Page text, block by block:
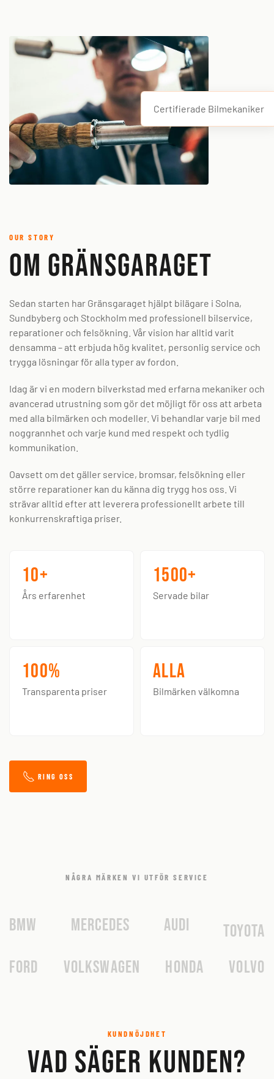
Certifierade Bilmekaniker
OUR STORY
Om Gränsgaraget
Sedan starten har Gränsgaraget hjälpt bilägare i Solna,
Sundbyberg och Stockholm med professionell bilservice,
reparationer och felsökning. Vår vision har alltid varit
densamma – att erbjuda hög kvalitet, personlig service och
trygga lösningar för alla typer av fordon.
Idag är vi en modern bilverkstad med erfarna mekaniker och
avancerad utrustning som gör det möjligt för oss att arbeta
med alla bilmärken och modeller. Vi behandlar varje bil med
noggrannhet och varje kund med respekt och tydlig
kommunikation.
Oavsett om det gäller service, bromsar, felsökning eller
större reparationer kan du känna dig trygg hos oss. Vi
strävar alltid efter att leverera professionellt arbete till
konkurrenskraftiga priser.
10+
Års erfarenhet
1500+
Servade bilar
100%
Transparenta priser
Alla
Bilmärken välkomna
RING OSS
NÅGRA MÄRKEN VI UTFÖR SERVICE
BMW Mercedes Audi
Toyota
Ford
Volkswagen Honda Volvo
KUNDNÖJDHET
Vad säger kunden?